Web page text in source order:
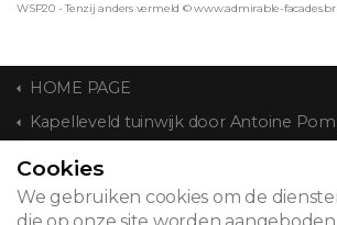
WSP20 - Tenzij anders vermeld © www.admirable-
HOME PAGE
Kapelleveld tuinwijk door Antoine
CONTACT
Cookies
We gebruiken cookies om de